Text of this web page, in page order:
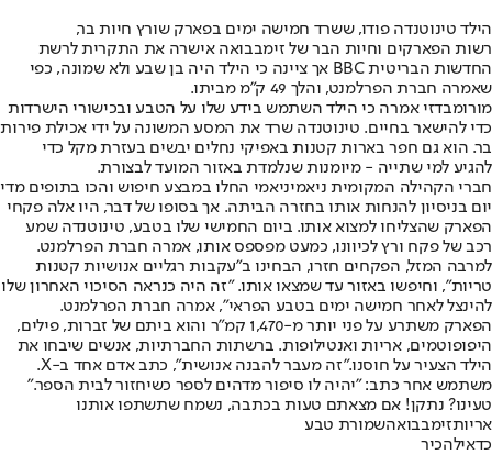
הילד טינוטנדה פודו, ששרד חמישה ימים בפארק שורץ חיות בר,
רשות הפארקים וחיות הבר של זימבבואה אישרה את התקרית לרשת
החדשות הבריטית BBC אך ציינה כי הילד היה בן שבע ולא שמונה, כפי
שאמרה חברת הפרלמנט, והלך 49 ק"מ מביתו.
מורומבדזי אמרה כי הילד השתמש בידע שלו על הטבע ובכישורי הישרדות
כדי להישאר בחיים. טינוטנדה שרד את המסע המשונה על ידי אכילת פירות
בר. הוא גם חפר בארות קטנות באפיקי נחלים יבשים בעזרת מקל כדי
להגיע למי שתייה - מיומנות שנלמדת באזור המועד לבצורת.
חברי הקהילה המקומית ניאמיניאמי החלו במבצע חיפוש והכו בתופים מדי
יום בניסיון להנחות אותו בחזרה הביתה. אך בסופו של דבר, היו אלה פקחי
הפארק שהצליחו למצוא אותו. ביום החמישי שלו בטבע, טינוטנדה שמע
רכב של פקח ורץ לכיוונו, כמעט מפספס אותו, אמרה חברת הפרלמנט.
למרבה המזל, הפקחים חזרו, הבחינו ב"עקבות רגליים אנושיות קטנות
טריות", וחיפשו באזור עד שמצאו אותו. "זה היה כנראה הסיכוי האחרון שלו
להינצל לאחר חמישה ימים בטבע הפראי", אמרה חברת הפרלמנט.
הפארק משתרע על פני יותר מ-1,470 קמ"ר והוא ביתם של זברות, פילים,
היפופוטמים, אריות ואנטילופות. ברשתות החברתיות, אנשים שיבחו את
הילד הצעיר על חוסנו."זה מעבר להבנה אנושית", כתב אדם אחד ב-X.
משתמש אחר כתב: "יהיה לו סיפור מדהים לספר כשיחזור לבית הספר."
טעינו? נתקן! אם מצאתם טעות בכתבה, נשמח שתשתפו אותנו
אריותזימבבואהשמורת טבע
כדאילהכיר